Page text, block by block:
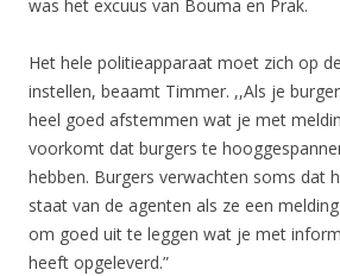
was het excuus van Bouma en Prak.
Het hele politieapparaat moet zich op
instellen, beaamt Timmer. ,,Als je
heel goed afstemmen wat je met
voorkomt dat burgers te
hebben. Burgers verwachten soms dat
staat van de agenten als ze een
om goed uit te leggen wat je met
heeft opgeleverd.”